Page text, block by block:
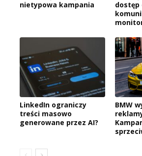
nietypowa kampania
dostęp
LinkedIn ograniczy
treści masowo
generowane przez AI?
BMW